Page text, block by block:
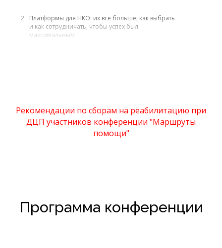
2
Платформы для НКО: их все больше, как выбрать
и как сотрудничать, чтобы успех был
максимальным
Сторителлинг 2.0. Какой контент работает лучше
Рекомендации по сборам на реабилитацию при
ДЦП участников конференции "Маршруты
помощи"
Программа конференции